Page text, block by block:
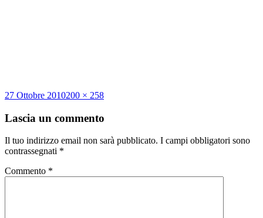
Scritto
27 Ottobre 2010Dimensione
200 × 258
Lascia un commento
Il tuo indirizzo email non sarà pubblicato. I campi obbligatori sono
contrassegnati *
Commento *